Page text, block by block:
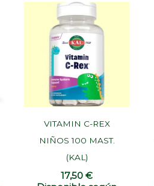
VITAMIN C-REX
NIÑOS 100 MAST.
(KAL)
17,50€